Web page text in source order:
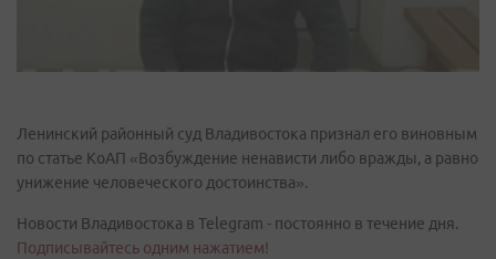
Ленинский районный суд Владивостока признал его виновным
по статье КоАП «Возбуждение ненависти либо вражды, а равно
унижение человеческого достоинства».
Новости Владивостока в Telegram - постоянно в течение дня.
Подписывайтесь одним нажатием!